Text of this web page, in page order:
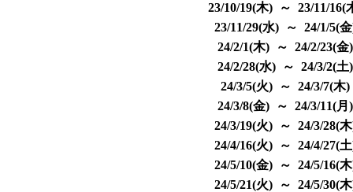
23/10/19(木) ～ 23/11/
23/11/29(水) ～ 24/1/5(
24/2/1(木) ～ 24/2/23(
24/2/28(水) ～ 24/3/2(
24/3/5(火) ～ 24/3/7(
24/3/8(金) ～ 24/3/11(
24/3/19(火) ～ 24/3/28(
24/4/16(火) ～ 24/4/27(
24/5/10(金) ～ 24/5/16(
24/5/21(火) ～ 24/5/30(